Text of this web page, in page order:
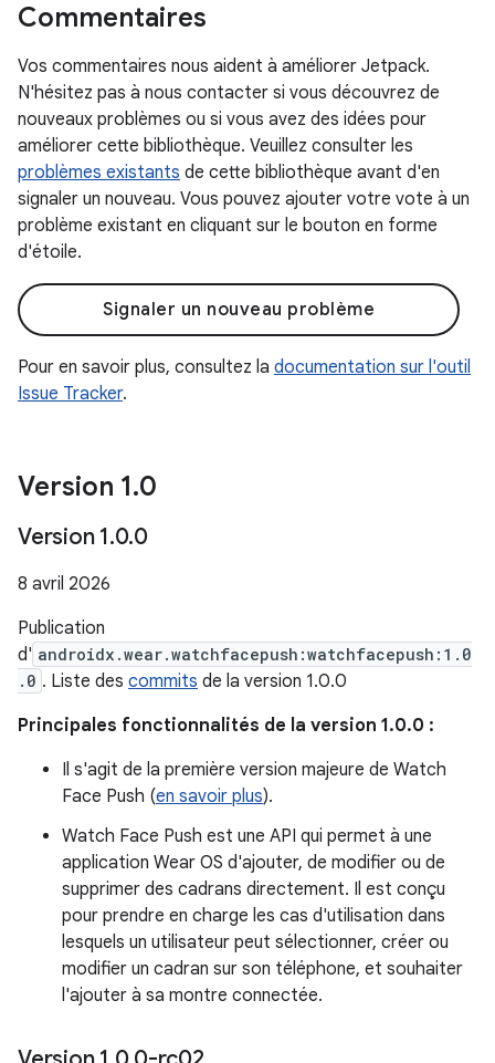
Commentaires
Vos commentaires nous aident à améliorer Jetpack.
N'hésitez pas à nous contacter si vous découvrez de
nouveaux problèmes ou si vous avez des idées pour
améliorer cette bibliothèque. Veuillez consulter les
problèmes existants de cette bibliothèque avant d'en
signaler un nouveau. Vous pouvez ajouter votre vote à un
problème existant en cliquant sur le bouton en forme
d'étoile.
Signaler un nouveau problème
Pour en savoir plus, consultez la documentation sur l'outil
Issue Tracker.
Version 1.0
Version 1.0.0
8 avril 2026
Publication
d' androidx.wear.watchfacepush:watchfacepush:1.0
.0 . Liste des commits de la version 1.0.0
Principales fonctionnalités de la version 1.0.0 :
Il s'agit de la première version majeure de Watch
Face Push (en savoir plus).
Watch Face Push est une API qui permet à une
application Wear OS d'ajouter, de modifier ou de
supprimer des cadrans directement. Il est conçu
pour prendre en charge les cas d'utilisation dans
lesquels un utilisateur peut sélectionner, créer ou
modifier un cadran sur son téléphone, et souhaiter
l'ajouter à sa montre connectée.